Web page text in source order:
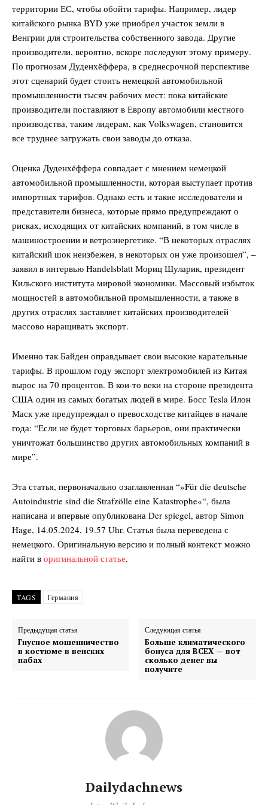
DailyDachNews
Magazine PRO
территории ЕС, чтобы обойти тарифы. Например, лидер
китайского рынка BYD уже приобрел участок земли в
Венгрии для строительства собственного завода. Другие
производители, вероятно, вскоре последуют этому примеру.
По прогнозам Дуденхёффера, в среднесрочной перспективе
этот сценарий будет стоить немецкой автомобильной
промышленности тысяч рабочих мест: пока китайские
производители поставляют в Европу автомобили местного
производства, таким лидерам, как Volkswagen, становится
все труднее загружать свои заводы до отказа.
Оценка Дуденхёффера совпадает с мнением немецкой
автомобильной промышленности, которая выступает против
импортных тарифов. Однако есть и такие исследователи и
представители бизнеса, которые прямо предупреждают о
рисках, исходящих от китайских компаний, в том числе в
машиностроении и ветроэнергетике. “В некоторых отраслях
китайский шок неизбежен, в некоторых он уже произошел”, –
заявил в интервью Handelsblatt Мориц Шуларик, президент
Кильского института мировой экономики. Массовый избыток
мощностей в автомобильной промышленности, а также в
других отраслях заставляет китайских производителей
массово наращивать экспорт.
Именно так Байден оправдывает свои высокие карательные
тарифы. В прошлом году экспорт электромобилей из Китая
вырос на 70 процентов. В кои-то веки на стороне президента
США один из самых богатых людей в мире. Босс Tesla Илон
Маск уже предупреждал о превосходстве китайцев в начале
года: “Если не будет торговых барьеров, они практически
уничтожат большинство других автомобильных компаний в
мире”.
Эта статья, первоначально озаглавленная “»Für die deutsche
Autoindustrie sind die Strafzölle eine Katastrophe«“, была
написана и впервые опубликована Der spiegel, автор Simon
Hage, 14.05.2024, 19.57 Uhr. Статья была переведена с
немецкого. Оригинальную версию и полный контекст можно
найти в оригинальной статье.
TAGS Германия
Предыдущая статья
Гнусное мошенничество
в костюме в венских
пабах
Следующая статья
Больше климатического
бонуса для ВСЕХ — вот
сколько денег вы
получите
Dailydachnews